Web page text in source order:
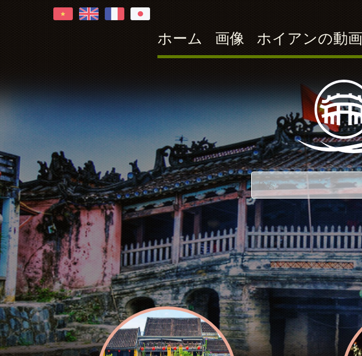
ホーム 画像 ホイアンの動画